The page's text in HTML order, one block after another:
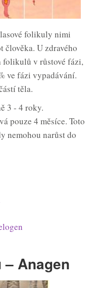
folikuly nimi
člověka. U zdravého
folikulů v růstové fázi,
ve fázi vypadávání.
těla.
3 - 4 roky.
pouze 4 měsíce. Toto
nemohou narůst do
Anagen